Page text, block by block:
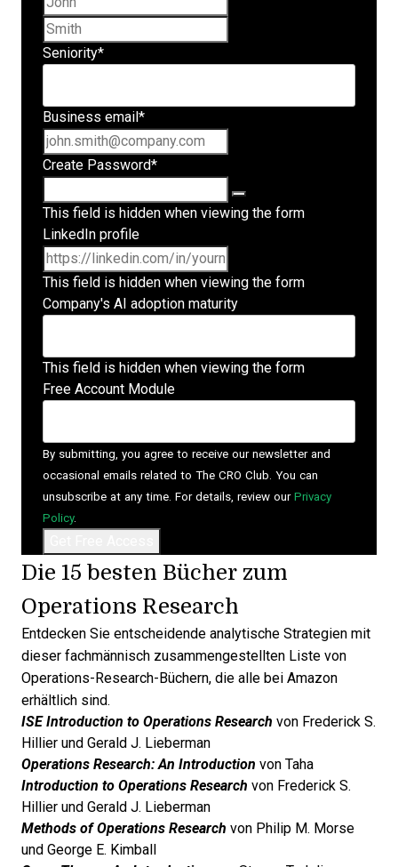
Seniority*
Business email *
Create Password*
This field is hidden when viewing the form
LinkedIn profile
This field is hidden when viewing the form
Company's AI adoption maturity
This field is hidden when viewing the form
Free Account Module
By submitting, you agree to receive our newsletter and
occasional emails related to The CRO Club. You can
unsubscribe at any time. For details, review our Privacy
Policy.
Die 15 besten Bücher zum
Operations Research
Entdecken Sie entscheidende analytische Strategien mit
dieser fachmännisch zusammengestellten Liste von
Operations-Research-Büchern, die alle bei Amazon
erhältlich sind.
ISE Introduction to Operations Research von Frederick S.
Hillier und Gerald J. Lieberman
Operations Research: An Introduction von Taha
Introduction to Operations Research von Frederick S.
Hillier und Gerald J. Lieberman
Methods of Operations Research von Philip M. Morse
und George E. Kimball